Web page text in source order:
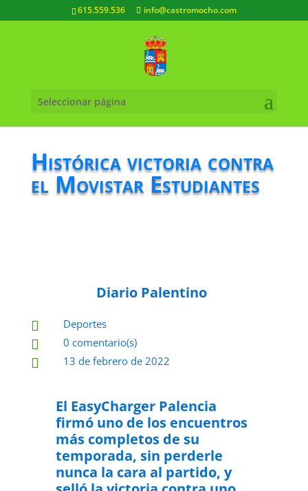
615.559.536 info@castromocho.com
Seleccionar página
Histórica victoria contra
el Movistar Estudiantes
Diario Palentino
 Deportes
 0 comentario(s)
 13 de febrero de 2022
El EasyCharger Palencia
firmó uno de los encuentros
más completos de su
temporada, sin perderle
nunca la cara al partido, y